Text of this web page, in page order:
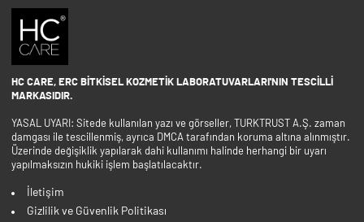
HC CARE, ERC BITKISEL KOZMETIK LABORATUVARLARI'NIN TESCILLI
MARKASIDIR.
YASAL UYARI: Sitede kullanılan yazı ve görseller, TURKTRUST A.Ş. zaman
damgası ile tescillenmiş, ayrıca DMCA tarafından koruma altına alınmıştır.
Üzerinde değişiklik yapılarak dahi kullanımı halinde herhangi bir uyarı
yapılmaksızın hukiki işlem başlatılacaktır.
İletişim
Gizlilik ve Güvenlik Politikası